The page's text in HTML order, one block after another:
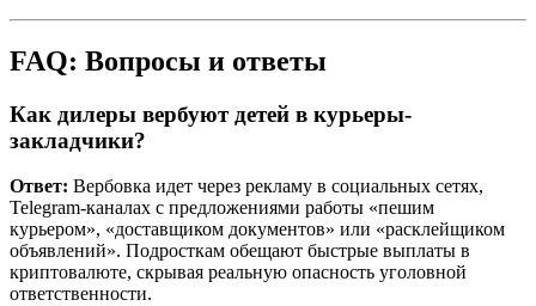
FAQ: Вопросы и ответы
Как дилеры вербуют детей в курьеры-
закладчики?
Ответ: Вербовка идет через рекламу в социальных сетях,
Telegram-каналах с предложениями работы «пешим
курьером», «доставщиком документов» или «расклейщиком
объявлений». Подросткам обещают быстрые выплаты в
криптовалюте, скрывая реальную опасность уголовной
ответственности.